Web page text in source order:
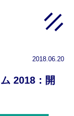
2018.06.20
2018：開